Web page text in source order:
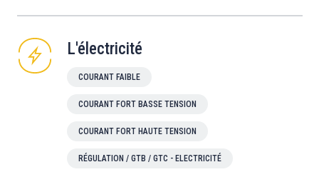
L'électricité
COURANT FAIBLE
COURANT FORT BASSE TENSION
COURANT FORT HAUTE TENSION
RÉGULATION / GTB / GTC - ELECTRICITÉ